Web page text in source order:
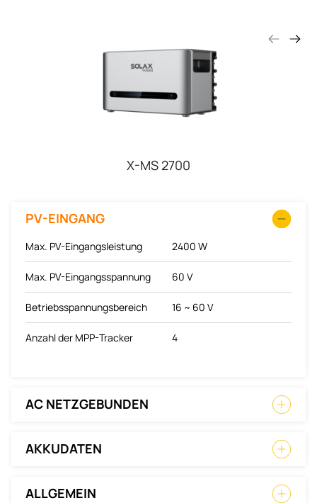
X-MS 2700
PV-EINGANG
Max. PV-Eingangsleistung 2400 W
Max. PV-Eingangsspannung 60 V
Betriebsspannungsbereich 16 ~ 60 V
Anzahl der MPP-Tracker 4
AC NETZGEBUNDEN
AKKUDATEN
ALLGEMEIN